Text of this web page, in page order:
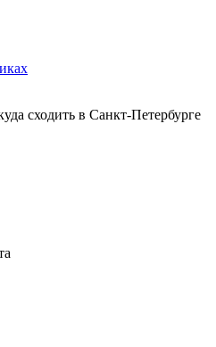
сходить в Санкт-Петербурге